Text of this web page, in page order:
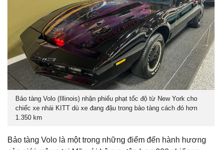
Bảo tàng Volo (Illinois) nhận phiếu phạt tốc độ từ New York cho
chiếc xe nhái KITT dù xe đang đậu trong bảo tàng cách đó hơn
1.350 km
Bảo tàng Volo là một trong những điểm đến hành hương